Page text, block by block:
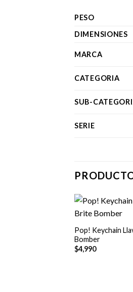
PESO
DIMENSIONES
MARCA
CATEGORIA
SUB-
SERIE
+
Pop! Keychain
Bomber
$4,990